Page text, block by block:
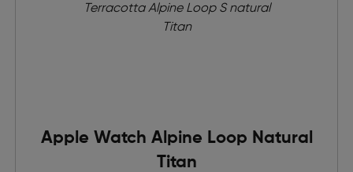
Apple Watch Alpine Loop Natural
Titan